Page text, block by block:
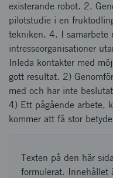
existerande robot. 2.
pilotstudie i en
tekniken. 4. I samarbete
intresseorganisationer
Inleda kontakter med
gott resultat. 2)
med och har inte
4) Ett pågående arbete,
kommer att få stor
Texten på den här
formulerat. Innehållet